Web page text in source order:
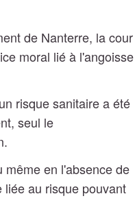
de Nanterre, la cour
moral lié à l'angoisse
risque sanitaire a été
seul le
même en l'absence de
au risque pouvant